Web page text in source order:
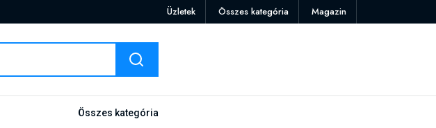
Üzletek Összes kategória Magazin
Összes kategória